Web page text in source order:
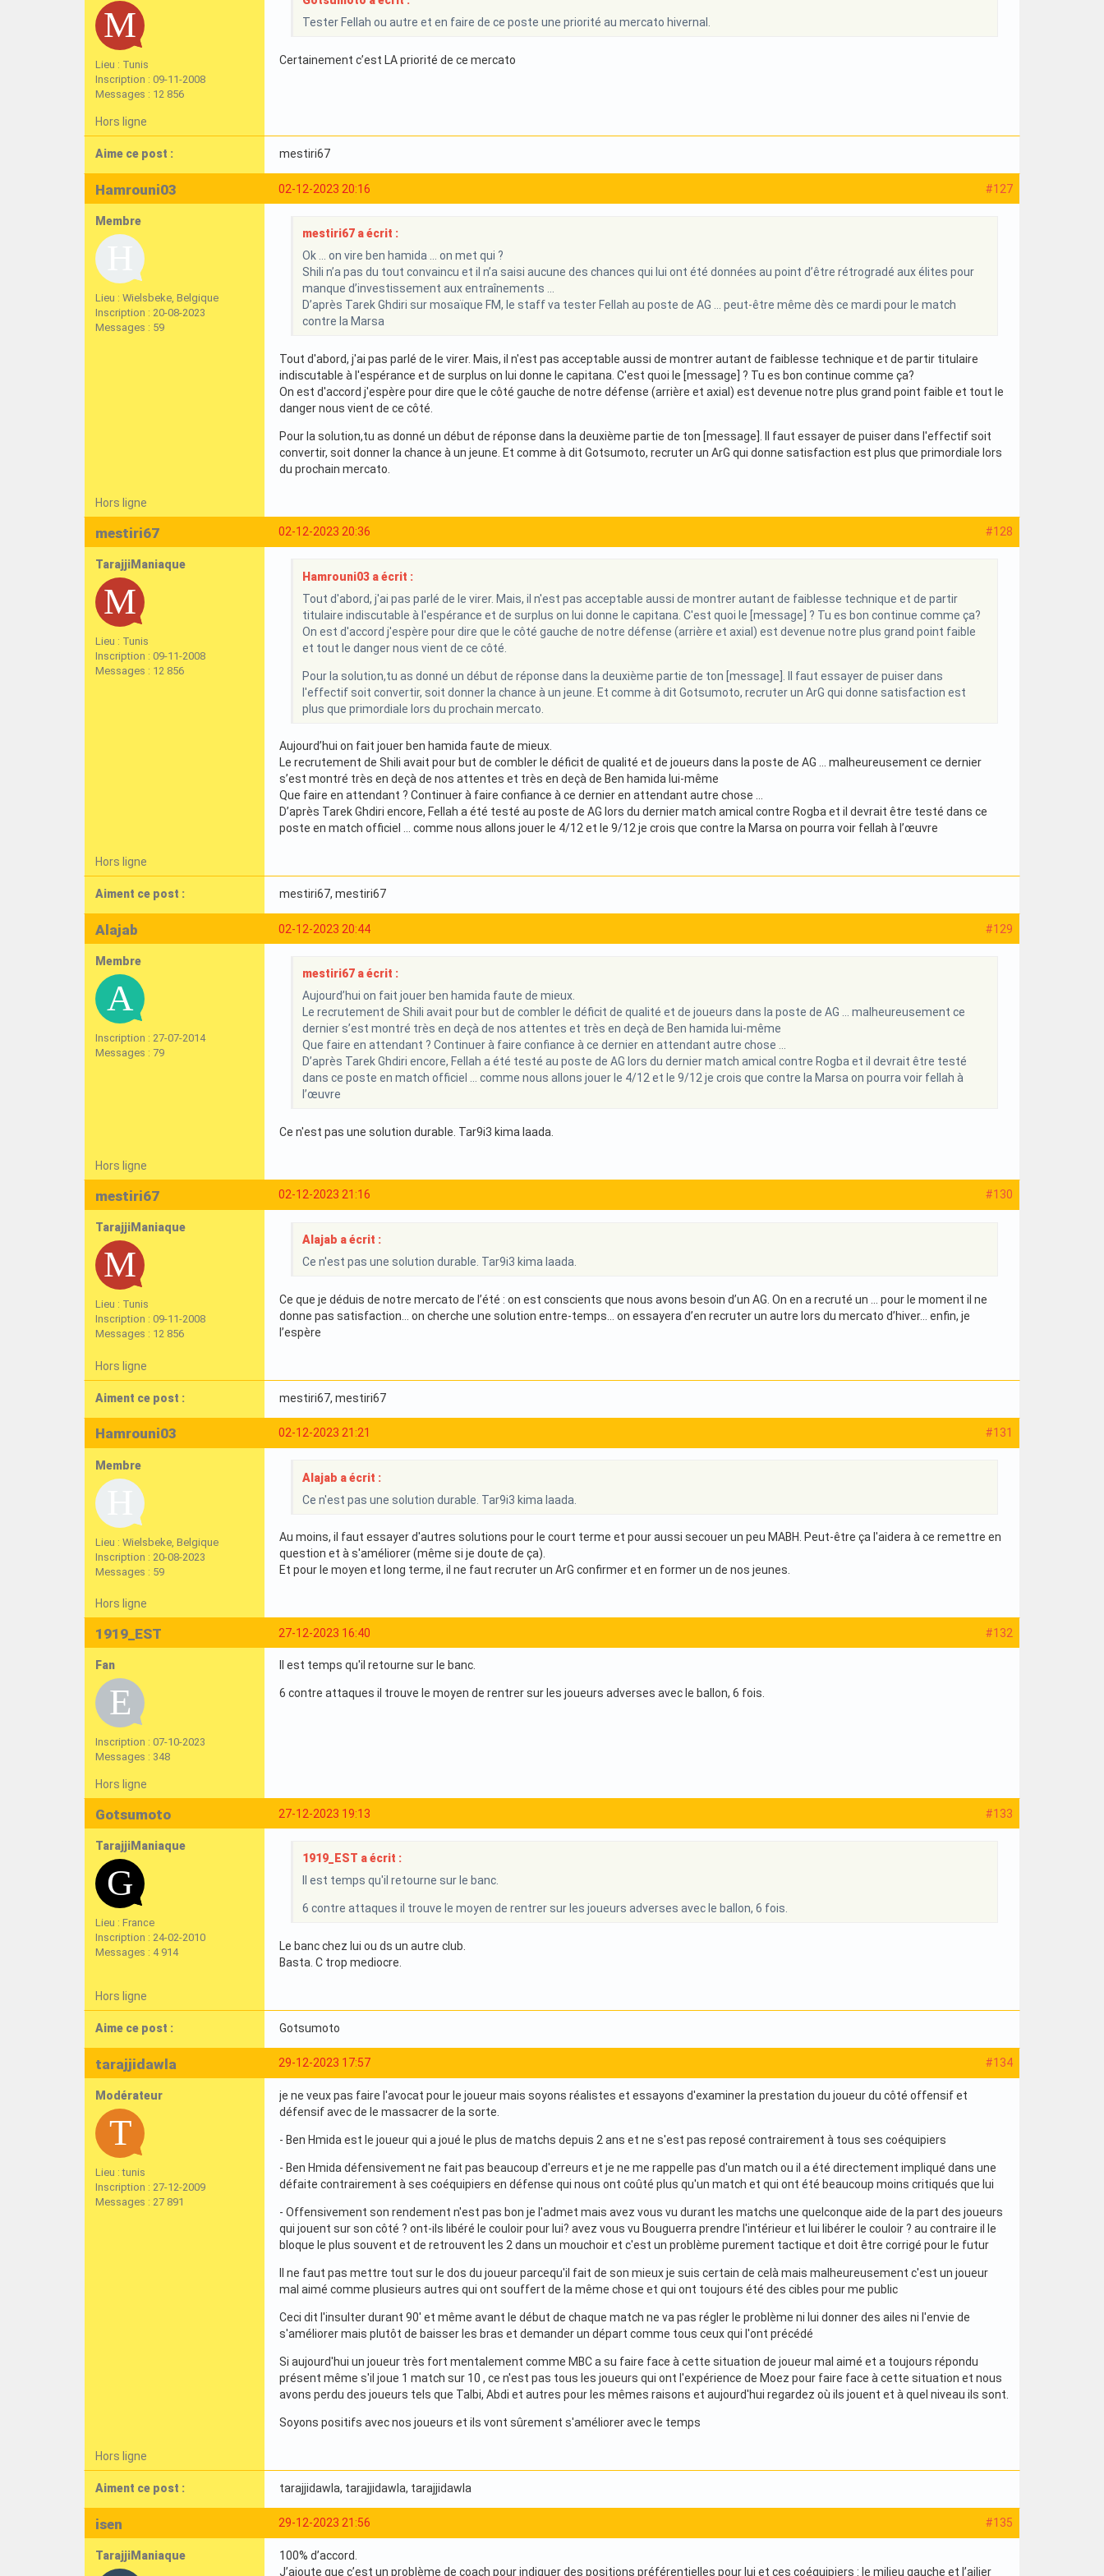
Lieu : Tunis
Inscription : 09-11-2008
Messages : 12 856
Tester Fellah ou autre et en faire de ce poste une priorité au mercato hivernal.
Certainement c’est LA priorité de ce mercato
Hors ligne
Aime ce post : mestiri67
#127
02-12-2023 20:16
Hamrouni03
Membre
Lieu : Wielsbeke, Belgique
Inscription : 20-08-2023
Messages : 59
mestiri67 a écrit :
Ok … on vire ben hamida … on met qui ?
Shili n’a pas du tout convaincu et il n’a saisi aucune des chances qui lui ont été données au point d’être rétrogradé aux élites pour
manque d’investissement aux entraînements …
D’après Tarek Ghdiri sur mosaïque FM, le staff va tester Fellah au poste de AG … peut-être même dès ce mardi pour le match
contre la Marsa
Tout d'abord, j'ai pas parlé de le virer. Mais, il n'est pas acceptable aussi de montrer autant de faiblesse technique et de partir titulaire
indiscutable à l'espérance et de surplus on lui donne le capitana. C'est quoi le [message] ? Tu es bon continue comme ça?
On est d'accord j'espère pour dire que le côté gauche de notre défense (arrière et axial) est devenue notre plus grand point faible et tout le
danger nous vient de ce côté.
Pour la solution,tu as donné un début de réponse dans la deuxième partie de ton [message]. Il faut essayer de puiser dans l'effectif soit
convertir, soit donner la chance à un jeune. Et comme à dit Gotsumoto, recruter un ArG qui donne satisfaction est plus que primordiale lors
du prochain mercato.
Hors ligne
#128
02-12-2023 20:36
mestiri67
TarajjiManiaque
Lieu : Tunis
Inscription : 09-11-2008
Messages : 12 856
Hamrouni03 a écrit :
Tout d'abord, j'ai pas parlé de le virer. Mais, il n'est pas acceptable aussi de montrer autant de faiblesse technique et de partir
titulaire indiscutable à l'espérance et de surplus on lui donne le capitana. C'est quoi le [message] ? Tu es bon continue comme ça?
On est d'accord j'espère pour dire que le côté gauche de notre défense (arrière et axial) est devenue notre plus grand point faible
et tout le danger nous vient de ce côté.
Pour la solution,tu as donné un début de réponse dans la deuxième partie de ton [message]. Il faut essayer de puiser dans
l'effectif soit convertir, soit donner la chance à un jeune. Et comme à dit Gotsumoto, recruter un ArG qui donne satisfaction est
plus que primordiale lors du prochain mercato.
Aujourd’hui on fait jouer ben hamida faute de mieux.
Le recrutement de Shili avait pour but de combler le déficit de qualité et de joueurs dans la poste de AG … malheureusement ce dernier
s’est montré très en deçà de nos attentes et très en deçà de Ben hamida lui-même
Que faire en attendant ? Continuer à faire confiance à ce dernier en attendant autre chose …
D’après Tarek Ghdiri encore, Fellah a été testé au poste de AG lors du dernier match amical contre Rogba et il devrait être testé dans ce
poste en match officiel … comme nous allons jouer le 4/12 et le 9/12 je crois que contre la Marsa on pourra voir fellah à l’œuvre
Hors ligne
Aiment ce post : mestiri67, mestiri67
#129
02-12-2023 20:44
Alajab
Membre
Inscription : 27-07-2014
Messages : 79
mestiri67 a écrit :
Aujourd’hui on fait jouer ben hamida faute de mieux.
Le recrutement de Shili avait pour but de combler le déficit de qualité et de joueurs dans la poste de AG … malheureusement ce
dernier s’est montré très en deçà de nos attentes et très en deçà de Ben hamida lui-même
Que faire en attendant ? Continuer à faire confiance à ce dernier en attendant autre chose …
D’après Tarek Ghdiri encore, Fellah a été testé au poste de AG lors du dernier match amical contre Rogba et il devrait être testé
dans ce poste en match officiel … comme nous allons jouer le 4/12 et le 9/12 je crois que contre la Marsa on pourra voir fellah à
l’œuvre
Ce n'est pas une solution durable. Tar9i3 kima laada.
Hors ligne
#130
02-12-2023 21:16
mestiri67
TarajjiManiaque
Lieu : Tunis
Inscription : 09-11-2008
Messages : 12 856
Alajab a écrit :
Ce n'est pas une solution durable. Tar9i3 kima laada.
Ce que je déduis de notre mercato de l’été : on est conscients que nous avons besoin d’un AG. On en a recruté un … pour le moment il ne
donne pas satisfaction… on cherche une solution entre-temps… on essayera d’en recruter un autre lors du mercato d’hiver… enfin, je
l’espère
Hors ligne
Aiment ce post : mestiri67, mestiri67
#131
02-12-2023 21:21
Hamrouni03
Membre
Lieu : Wielsbeke, Belgique
Inscription : 20-08-2023
Messages : 59
Alajab a écrit :
Ce n'est pas une solution durable. Tar9i3 kima laada.
Au moins, il faut essayer d'autres solutions pour le court terme et pour aussi secouer un peu MABH. Peut-être ça l'aidera à ce remettre en
question et à s'améliorer (même si je doute de ça).
Et pour le moyen et long terme, il ne faut recruter un ArG confirmer et en former un de nos jeunes.
Hors ligne
#132
27-12-2023 16:40
1919_EST
Fan
Inscription : 07-10-2023
Messages : 348
Il est temps qu'il retourne sur le banc.
6 contre attaques il trouve le moyen de rentrer sur les joueurs adverses avec le ballon, 6 fois.
Hors ligne
#133
27-12-2023 19:13
Gotsumoto
TarajjiManiaque
Lieu : France
Inscription : 24-02-2010
Messages : 4 914
1919_EST a écrit :
Il est temps qu'il retourne sur le banc.
6 contre attaques il trouve le moyen de rentrer sur les joueurs adverses avec le ballon, 6 fois.
Le banc chez lui ou ds un autre club.
Basta. C trop mediocre.
Hors ligne
Aime ce post : Gotsumoto
#134
29-12-2023 17:57
tarajjidawla
Modérateur
Lieu : tunis
Inscription : 27-12-2009
Messages : 27 891
je ne veux pas faire l'avocat pour le joueur mais soyons réalistes et essayons d'examiner la prestation du joueur du côté offensif et
défensif avec de le massacrer de la sorte.
- Ben Hmida est le joueur qui a joué le plus de matchs depuis 2 ans et ne s'est pas reposé contrairement à tous ses coéquipiers
- Ben Hmida défensivement ne fait pas beaucoup d'erreurs et je ne me rappelle pas d'un match ou il a été directement impliqué dans une
défaite contrairement à ses coéquipiers en défense qui nous ont coûté plus qu'un match et qui ont été beaucoup moins critiqués que lui
- Offensivement son rendement n'est pas bon je l'admet mais avez vous vu durant les matchs une quelconque aide de la part des joueurs
qui jouent sur son côté ? ont-ils libéré le couloir pour lui? avez vous vu Bouguerra prendre l'intérieur et lui libérer le couloir ? au contraire il le
bloque le plus souvent et de retrouvent les 2 dans un mouchoir et c'est un problème purement tactique et doit être corrigé pour le futur
Il ne faut pas mettre tout sur le dos du joueur parcequ'il fait de son mieux je suis certain de celà mais malheureusement c'est un joueur
mal aimé comme plusieurs autres qui ont souffert de la même chose et qui ont toujours été des cibles pour me public
Ceci dit l'insulter durant 90' et même avant le début de chaque match ne va pas régler le problème ni lui donner des ailes ni l'envie de
s'améliorer mais plutôt de baisser les bras et demander un départ comme tous ceux qui l'ont précédé
Si aujourd'hui un joueur très fort mentalement comme MBC a su faire face à cette situation de joueur mal aimé et a toujours répondu
présent même s'il joue 1 match sur 10 , ce n'est pas tous les joueurs qui ont l'expérience de Moez pour faire face à cette situation et nous
avons perdu des joueurs tels que Talbi, Abdi et autres pour les mêmes raisons et aujourd'hui regardez où ils jouent et à quel niveau ils sont.
Soyons positifs avec nos joueurs et ils vont sûrement s'améliorer avec le temps
Hors ligne
Aiment ce post : tarajjidawla, tarajjidawla, tarajjidawla
#135
29-12-2023 21:56
isen
TarajjiManiaque
100% d’accord.
J’ajoute que c’est un problème de coach pour indiquer des positions préférentielles pour lui et ces coéquipiers : le milieu gauche et l’ailier